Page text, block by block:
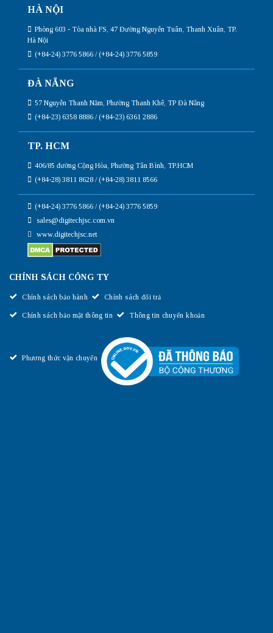
HÀ NỘI
Phòng 603 - Tòa nhà FS, 47 Đường Nguyễn Tuân, Thanh Xuân, TP.
Hà Nội
(+84-24) 3776 5866 / (+84-24) 3776 5859
ĐÀ NẴNG
57 Nguyễn Thanh Năm, Phường Thanh Khê, TP Đà Nẵng
(+84-23) 6358 8886 / (+84-23) 6361 2886
TP. HCM
406/85 đường Cộng Hòa, Phường Tân Bình, TP.HCM
(+84-28) 3811 8628 / (+84-28) 3811 8566
(+84-24) 3776 5866 / (+84-24) 3776 5859
sales@digitechjsc.com.vn
www.digitechjsc.net
CHÍNH SÁCH CÔNG TY
Chính sách bảo hành Chính sách đổi trả
Chính sách bảo mật thông tin Thông tin chuyển khoản
Phương thức vận chuyển